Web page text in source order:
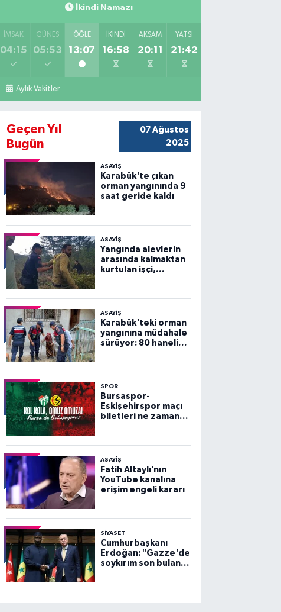
İkindi Namazı
İMSAK
04:15
GÜNEŞ
05:53
ÖĞLE
13:07
İKINDI
16:58
AKŞAM
20:11
YATSI
21:42
Aylık Vakitler
Geçen Yıl
Bugün
07 Ağustos
2025
ASAYİŞ
Karabük'te çıkan
orman yangınında 9
saat geride kaldı
ASAYİŞ
Yangında alevlerin
arasında kalmaktan
kurtulan işçi,
panik yaşadı
ASAYİŞ
Karabük'teki orman
yangınına müdahale
sürüyor: 80 haneli
SPOR
Bursaspor-
Eskişehirspor maçı
biletleri ne zaman
ASAYİŞ
Fatih Altaylı’nın
YouTube kanalına
erişim engeli kararı
SİYASET
Cumhurbaşkanı
Erdoğan: "Gazze'de
soykırım son bulana